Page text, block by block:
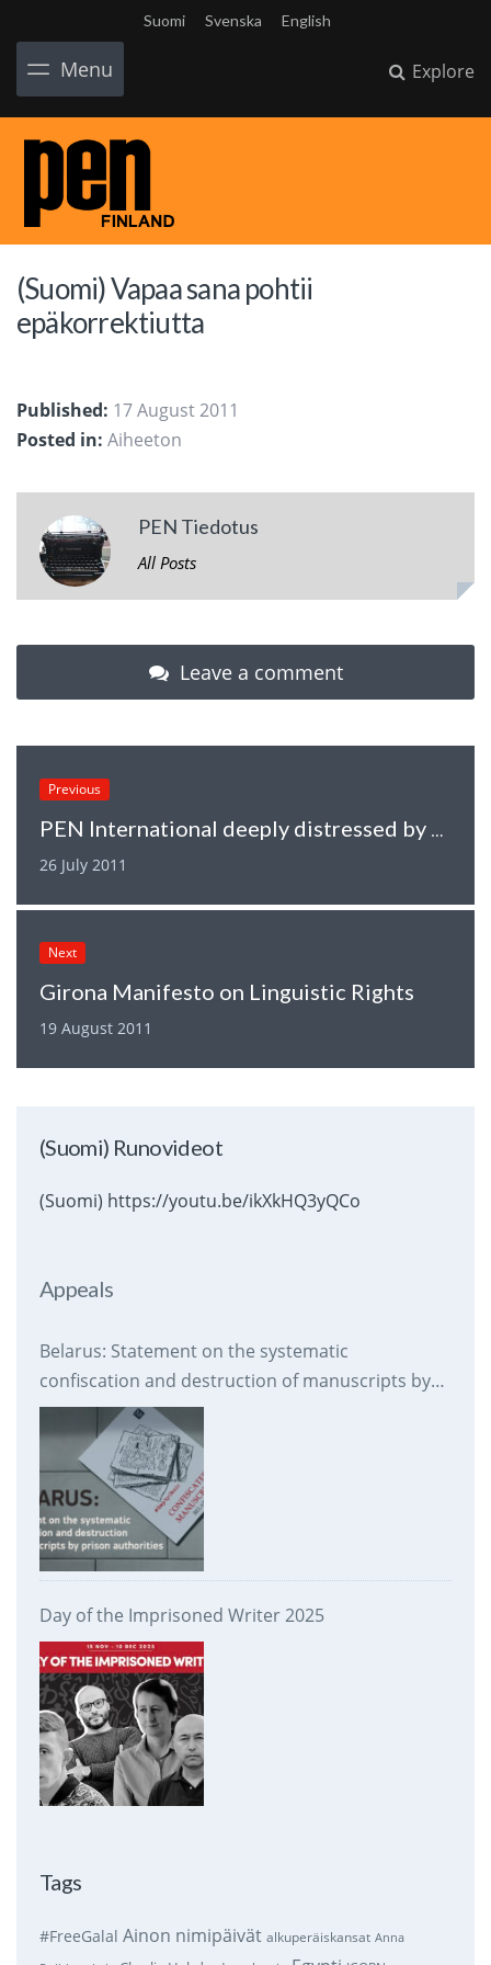
Suomi Svenska English
Menu Explore
(Suomi) Vapaa sana pohtii
epäkorrektiutta
Published: 17 August 2011
Posted in: Aiheeton
PEN Tiedotus
All Posts
Leave a comment
Previous
PEN International deeply distressed by the events in Oslo and Utoeya Island
26 July 2011
Next
Girona Manifesto on Linguistic Rights
19 August 2011
(Suomi) Runovideot
(Suomi) https://youtu.be/ikXkHQ3yQCo
Appeals
Belarus: Statement on the systematic
confiscation and destruction of manuscripts by
prison authorities
Day of the Imprisoned Writer 2025
Tags
#FreeGalal Ainon nimipäivät alkuperäiskansat Anna